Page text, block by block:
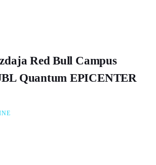
Red Bull Campus
Quantum EPICENTER